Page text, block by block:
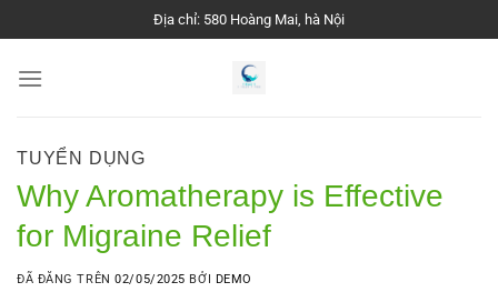
đến
nội
Địa chỉ: 580 Hoàng Mai, hà Nội
TUYỂN DỤNG
Why Aromatherapy is Effective
for Migraine Relief
ĐÃ ĐĂNG TRÊN02/05/2025 BỞI DEMO